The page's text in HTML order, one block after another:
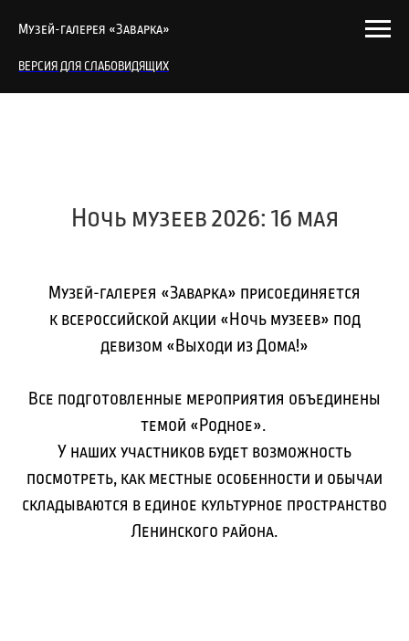
Музей-галерея «Заварка»
ВЕРСИЯ ДЛЯ СЛАБОВИДЯЩИХ
Ночь музеев 2026: 16 мая
Музей-галерея «Заварка» присоединяется
к всероссийской акции «Ночь музеев» под
девизом «Выходи из Дома!»
Все подготовленные мероприятия объединены
темой «Родное».
У наших участников будет возможность
посмотреть, как местные особенности и обычаи
складываются в единое культурное пространство
Ленинского района.